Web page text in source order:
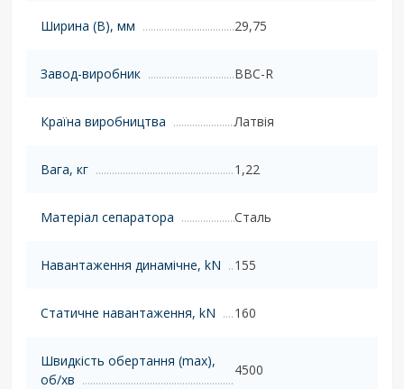
Ширина (B), мм 29,75
Завод-виробник BBC-R
Країна виробництва Латвія
Вага, кг 1,22
Матеріал сепаратора Сталь
Навантаження динамічне, kN 155
Статичне навантаження, kN 160
Швидкість обертання (max),
об/хв
4500